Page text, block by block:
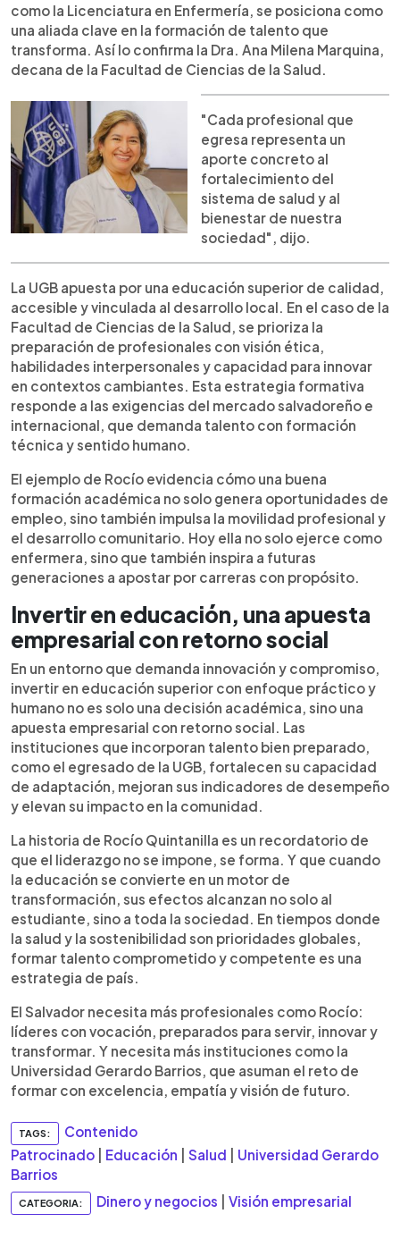
como la Licenciatura en Enfermería, se posiciona como
una aliada clave en la formación de talento que
transforma. Así lo confirma la Dra. Ana Milena Marquina,
decana de la Facultad de Ciencias de la Salud.
"Cada profesional que
egresa representa un
aporte concreto al
fortalecimiento del
sistema de salud y al
bienestar de nuestra
sociedad", dijo.
La UGB apuesta por una educación superior de calidad,
accesible y vinculada al desarrollo local. En el caso de la
Facultad de Ciencias de la Salud, se prioriza la
preparación de profesionales con visión ética,
habilidades interpersonales y capacidad para innovar
en contextos cambiantes. Esta estrategia formativa
responde a las exigencias del mercado salvadoreño e
internacional, que demanda talento con formación
técnica y sentido humano.
El ejemplo de Rocío evidencia cómo una buena
formación académica no solo genera oportunidades de
empleo, sino también impulsa la movilidad profesional y
el desarrollo comunitario. Hoy ella no solo ejerce como
enfermera, sino que también inspira a futuras
generaciones a apostar por carreras con propósito.
Invertir en educación, una apuesta
empresarial con retorno social
En un entorno que demanda innovación y compromiso,
invertir en educación superior con enfoque práctico y
humano no es solo una decisión académica, sino una
apuesta empresarial con retorno social. Las
instituciones que incorporan talento bien preparado,
como el egresado de la UGB, fortalecen su capacidad
de adaptación, mejoran sus indicadores de desempeño
y elevan su impacto en la comunidad.
La historia de Rocío Quintanilla es un recordatorio de
que el liderazgo no se impone, se forma. Y que cuando
la educación se convierte en un motor de
transformación, sus efectos alcanzan no solo al
estudiante, sino a toda la sociedad. En tiempos donde
la salud y la sostenibilidad son prioridades globales,
formar talento comprometido y competente es una
estrategia de país.
El Salvador necesita más profesionales como Rocío:
líderes con vocación, preparados para servir, innovar y
transformar. Y necesita más instituciones como la
Universidad Gerardo Barrios, que asuman el reto de
formar con excelencia, empatía y visión de futuro.
TAGS:
Contenido
Patrocinado
Educación Salud
Universidad Gerardo
Barrios
CATEGORIA: Dinero y negocios Visión empresarial